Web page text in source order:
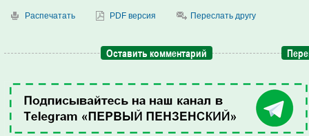
Распечатать PDF версия Переслать другу
Оставить комментарий